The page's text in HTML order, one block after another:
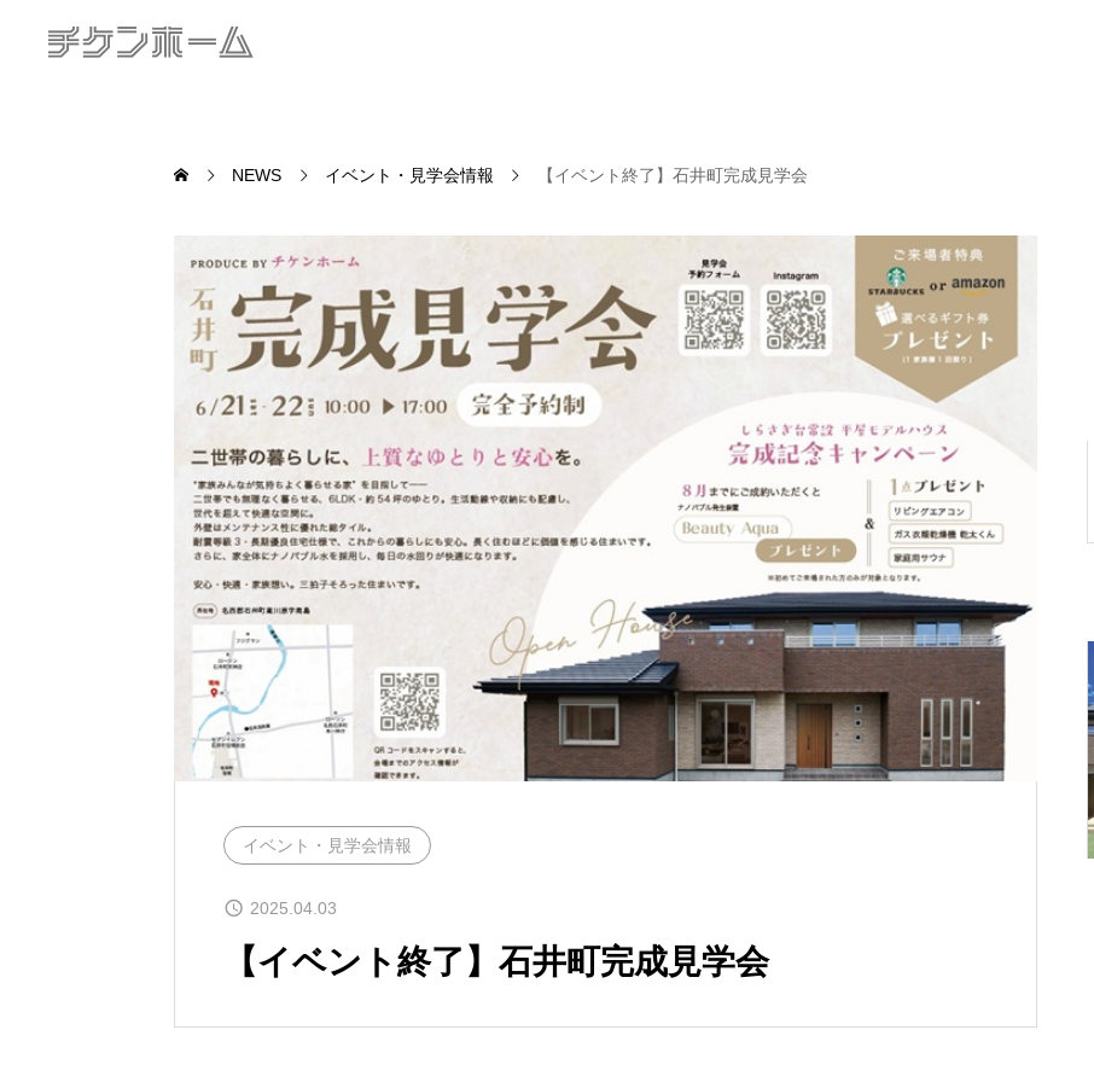
NEWS イベント・見学会情報 【イベント終了】石井町完成見学会
イベント・見学会情報
2025.04.03
【イベント終了】石井町完成見学会
【イベント終了】しらさぎ台 平屋&2階建
同時見学会(6/6～6/7)
モダンデザインロフ
ト付き平屋